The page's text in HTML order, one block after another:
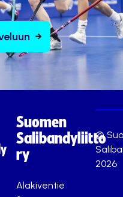
Suomen
Salibandyliitto
ry
Alakiventie
©
2026